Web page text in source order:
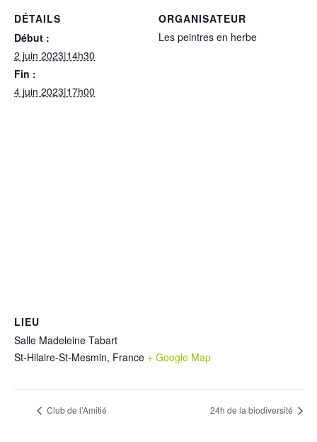
DÉTAILS
Début :
2 juin 2023|14h30
Fin :
4 juin 2023|17h00
ORGANISATEUR
Les peintres en herbe
LIEU
Salle Madeleine Tabart
St-Hilaire-St-Mesmin, France + Google Map
Club de l’Amitié 24h de la biodiversité